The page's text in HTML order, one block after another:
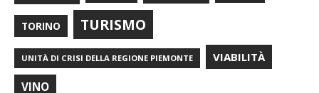
TORINO TURISMO
UNITÀ DI CRISI DELLA REGIONE PIEMONTE VIABILITÀ
VINO